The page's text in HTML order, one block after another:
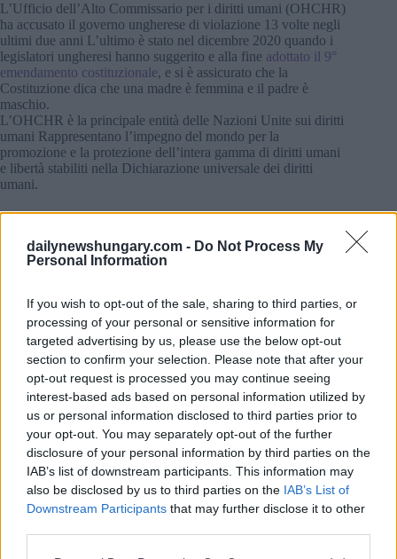
dailynewshungary.com - Do Not Process My
Personal Information
If you wish to opt-out of the sale, sharing to third parties, or
processing of your personal or sensitive information for
targeted advertising by us, please use the below opt-out
section to confirm your selection. Please note that after your
opt-out request is processed you may continue seeing
interest-based ads based on personal information utilized by
us or personal information disclosed to third parties prior to
your opt-out. You may separately opt-out of the further
disclosure of your personal information by third parties on the
IAB’s list of downstream participants. This information may
also be disclosed by us to third parties on the IAB’s List of
Downstream Participants that may further disclose it to other
L’Ufficio dell’Alto Commissario per i diritti umani (OHCHR)
ha accusato il governo ungherese di violazione 13 volte negli
ultimi due anni L’ultimo è stato nel dicembre 2020 quando i
legislatori ungheresi hanno suggerito e alla fine adottato il 9°
emendamento costituzionale, e si è assicurato che la
Costituzione dica che una madre è femmina e il padre è
maschio.
L’OHCHR è la principale entità delle Nazioni Unite sui diritti
umani Rappresentano l’impegno del mondo per la
promozione e la protezione dell’intera gamma di diritti umani
e libertà stabiliti nella Dichiarazione universale dei diritti
umani.
che la Costituzione riconosca la famiglia come matrimonio tra
un uomo e una donna e che le coppie sposate eterosessuali
siano fondamentalmente le uniche idonee ad adottare. Prima
dell’ONU avevano avvertito il governo di Orbán in una
lettera congiunta che queste modifiche pianificate vanno
contro i diritti umani fondamentali, poiché questi
restringere la definizione di famiglia a una relazione tra
sessi opposti
escludere le coppie dello stesso rapporto dall’adozione
e
affermare che l’unica “giusta via di uscita per crescere
un figlio è attraverso la cultura“cristiana” rispetto al
sesso del bambino alla nascita.
Gli autori di questa lettera hanno chiesto al Primo Ministro di
ritirare l’emendamento per non commettere infrazioni
Tuttavia, il governo ha approvato l’emendamento sullo stesso